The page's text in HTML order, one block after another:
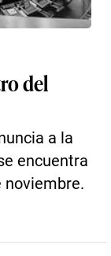
del
a la
encuentra
noviembre.